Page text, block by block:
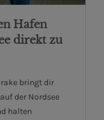
Hafen
direkt zu
bringt dir
der Nordsee
halten